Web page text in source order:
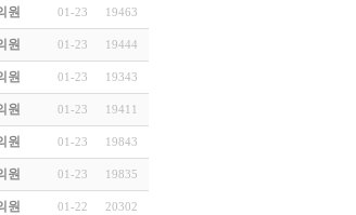
원 01-23 19463
원 01-23 19444
원 01-23 19343
원 01-23 19411
원 01-23 19843
원 01-23 19835
원 01-22 20302